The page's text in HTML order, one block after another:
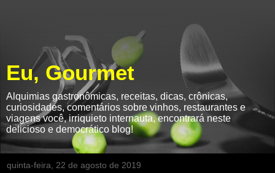
Eu, Gourmet
Alquimias gastronômicas, receitas, dicas, crônicas,
curiosidades, comentários sobre vinhos, restaurantes e
viagens você, irriquieto internauta, encontrará neste
delicioso e democrático blog!
quinta-feira, 22 de agosto de 2019